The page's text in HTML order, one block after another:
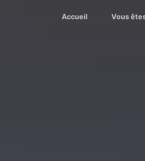
Accueil Vous